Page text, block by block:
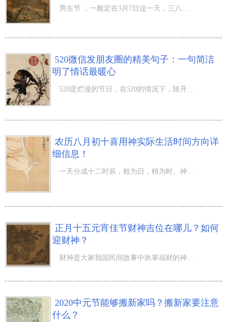
520微信发朋友圈的精美句子：一句简洁
明了情话最暖心
农历八月初十喜用神实际生活时间方向详
细信息！
一天分成十二时辰，粗为日，精为时。神灵一天并并不是在同一个部位，看一下农历八月初十喜用神实际生活时间
正月十五元宵佳节财神吉位在哪儿？如何
迎财神？
财神是大家我国民间故事中执掌福财的神灵，拥有 至关重要的功效，因而许多家中会迎接财神敬奉。那麼正月十
2020中元节能够搬新家吗？搬新家要注意
什么？